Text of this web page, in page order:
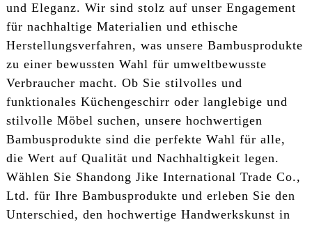
und Eleganz. Wir sind stolz auf unser Engagement
für nachhaltige Materialien und ethische
Herstellungsverfahren, was unsere Bambusprodukte
zu einer bewussten Wahl für umweltbewusste
Verbraucher macht. Ob Sie stilvolles und
funktionales Küchengeschirr oder langlebige und
stilvolle Möbel suchen, unsere hochwertigen
Bambusprodukte sind die perfekte Wahl für alle,
die Wert auf Qualität und Nachhaltigkeit legen.
Wählen Sie Shandong Jike International Trade Co.,
Ltd. für Ihre Bambusprodukte und erleben Sie den
Unterschied, den hochwertige Handwerkskunst in